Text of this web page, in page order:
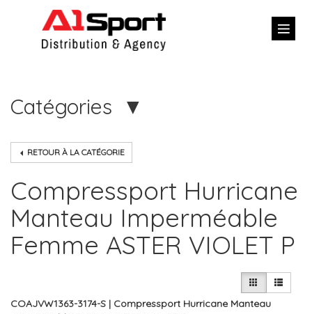
Catégories
RETOUR À LA CATÉGORIE
Compressport Hurricane
Manteau Imperméable
Femme ASTER VIOLET P
COAJVW1363-3174-S | Compressport Hurricane Manteau